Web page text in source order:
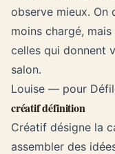
observe mieux. On
moins chargé,
celles qui donnent
salon.
Louise — pour
créatif définition
Créatif désigne la
assembler des